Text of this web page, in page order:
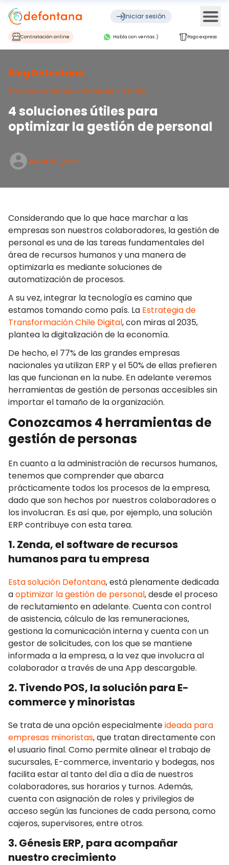
Iniciar sesión
Contratación online Habla con ventas :) Pago express
Blog Defontana
Tiempo de lectura: menos de 1 minuto
4 soluciones útiles para
optimizar la gestión de personal
Autor: df_user
Considerando que lo que hace marchar a las
empresas son nuestros colaboradores, la gestión de
personal es una de las tareas fundamentales del
área de recursos humanos y una manera de
optimizarla es mediante soluciones de
automatización de procesos.
A su vez, integrar la tecnología es camino que
estamos tomando como país. La Estrategia de
Transformación Chile Digital, con miras al 2035,
plantea la digitalización de la economía.
De hecho, el 77% de las grandes empresas
nacionales ya utilizan ERP y el 50% de ellas prefieren
las que funcionan en la nube. En adelante veremos
herramientas de gestión de personas accesibles sin
importar el tamaño de la organización.
Conozcamos 4 herramientas de
gestión de personas
En cuanto a la administración de recursos humanos,
tenemos que comprender que abarca
prácticamente todos los procesos de la empresa,
dado que son hechos por nuestros colaboradores o
los involucran. Es así que, por ejemplo, una solución
ERP contribuye con esta tarea.
1. Zenda, el software de recursos
humanos para tu empresa
Esta solución Defontana, está plenamente dedicada
aoptimizar la gestión de personal, desde el proceso
de reclutamiento en adelante. Cuenta con control
de asistencia, cálculo de las remuneraciones,
gestiona la comunicación interna y cuenta con un
gestor de solicitudes, con los que se mantiene
informada a la empresa, a la vez que involucra al
colaborador a través de una App descargable.
2. Tivendo POS, la solución para E-
commerce y minoristas
Se trata de una opción especialmenteideada para
empresas minoristas, que tratan directamente con
el usuario final. Como permite alinear el trabajo de
sucursales, E-commerce, inventario y bodegas, nos
facilita estar al tanto del día a día de nuestros
colaboradores, sus horarios y turnos. Además,
cuenta con asignación de roles y privilegios de
acceso según las funciones de cada persona, como
cajeros, supervisores, entre otros.
3. Génesis ERP, para acompañar
nuestro crecimiento